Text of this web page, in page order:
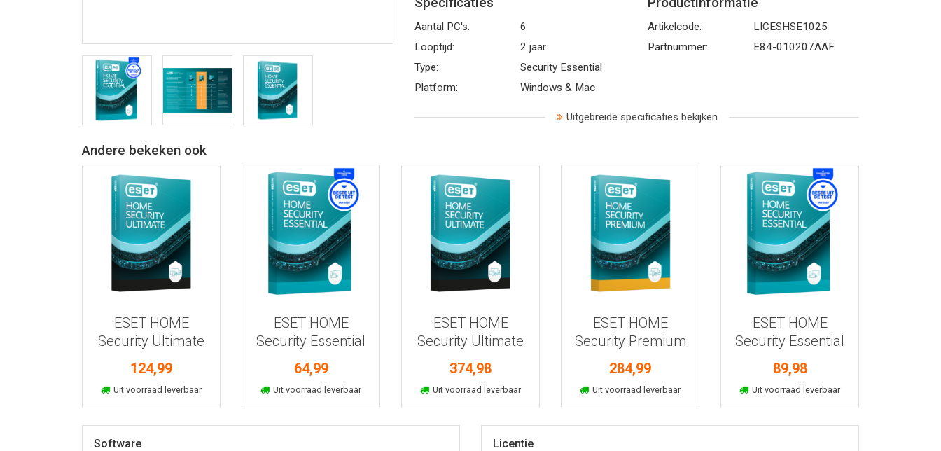
Aantal PC's:
6
Looptijd:
2 jaar
Type:
Security Essential
Platform:
Windows & Mac
Artikelcode:
LICESHSE1025
Partnummer:
E84-010207AAF
Uitgebreide specificaties bekijken
Andere bekeken ook
Bekijk meer informatie
ESET HOME
Security Ultimate
6u 1 jaar
124,99
Uit voorraad leverbaar
In winkelmand
Bekijk meer informatie
ESET HOME
Security Essential
6u 1 jaar
64,99
Uit voorraad leverbaar
In winkelmand
Bekijk meer informatie
ESET HOME
Security Ultimate
6u 3 jaar
374,98
Uit voorraad leverbaar
In winkelmand
Bekijk meer informatie
ESET HOME
Security Premium
6u 3 jaar
284,99
Uit voorraad leverbaar
In winkelmand
Bekijk meer informatie
ESET HOME
Security Essential
2u 2 jaar
89,98
Uit voorraad leverbaar
In winkelmand
Software Licentie